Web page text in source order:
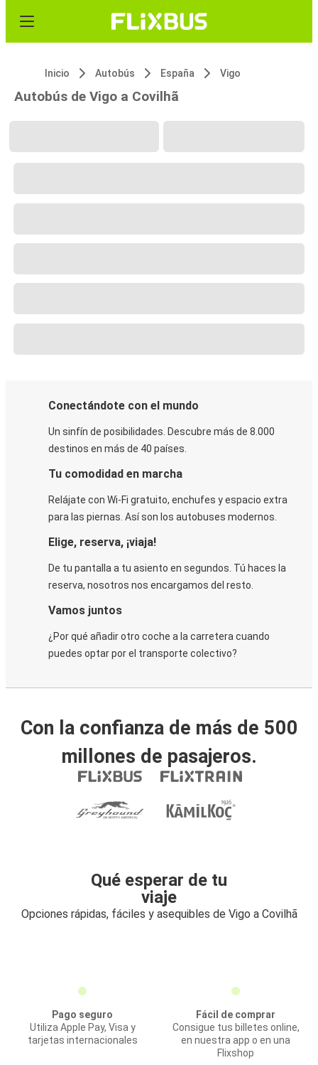
Inicio Autobús España Vigo
Autobús de Vigo a Covilhã
Conectándote con el mundo
Un sinfín de posibilidades. Descubre más de 8.000
destinos en más de 40 países.
Tu comodidad en marcha
Relájate con Wi-Fi gratuito, enchufes y espacio extra
para las piernas. Así son los autobuses modernos.
Elige, reserva, ¡viaja!
De tu pantalla a tu asiento en segundos. Tú haces la
reserva, nosotros nos encargamos del resto.
Vamos juntos
¿Por qué añadir otro coche a la carretera cuando
puedes optar por el transporte colectivo?
Con la confianza de más de 500
millones de pasajeros.
Qué esperar de tu
viaje
Opciones rápidas, fáciles y asequibles de Vigo a Covilhã
Pago seguro
Utiliza Apple Pay, Visa y
tarjetas internacionales
Fácil de comprar
Consigue tus billetes online,
en nuestra app o en una
Flixshop